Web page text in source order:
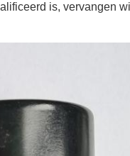
is, vervangen